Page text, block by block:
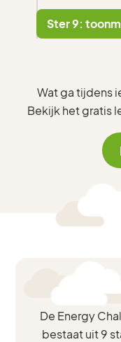
Ster 9:
Wat ga tijdens
Bekijk het gratis
De
De Energy
bestaat uit 9